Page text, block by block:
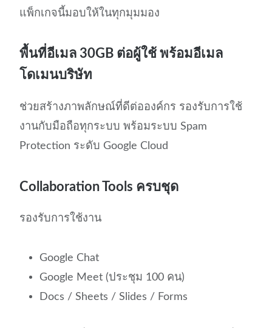
แพ็กเกจนี้มอบให้ในทุกมุมมอง
พื้นที่อีเมล 30GB ต่อผู้ใช้ พร้อมอีเมล
โดเมนบริษัท
ช่วยสร้างภาพลักษณ์ที่ดีต่อองค์กร รองรับการใช้
งานกับมือถือทุกระบบ พร้อมระบบ Spam
Protection ระดับ Google Cloud
Collaboration Tools ครบชุด
รองรับการใช้งาน
Google Chat
Google Meet (ประชุม 100 คน)
Docs / Sheets / Slides / Forms